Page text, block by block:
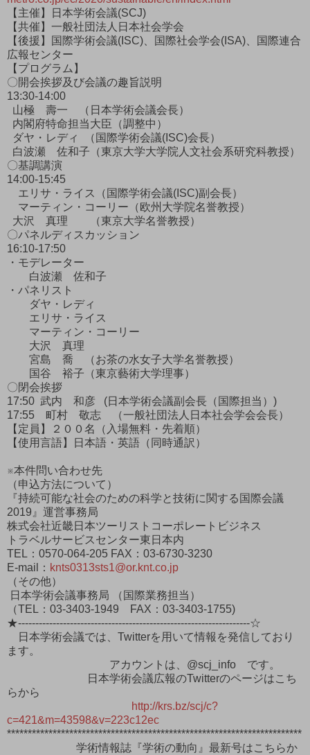
【主催】日本学術会議(SCJ)
【共催】一般社団法人日本社会学会
【後援】国際学術会議(ISC)、国際社会学会(ISA)、国際連合
広報センター
【プログラム】
〇開会挨拶及び会議の趣旨説明
13:30-14:00
山極 壽一 （日本学術会議会長）
内閣府特命担当大臣（調整中）
ダヤ・レディ （国際学術会議(ISC)会長）
白波瀬 佐和子（東京大学大学院人文社会系研究科教授）
〇基調講演
14:00-15:45
エリサ・ライス（国際学術会議(ISC)副会長）
マーティン・コーリー（欧州大学院名誉教授）
大沢 真理 （東京大学名誉教授）
〇パネルディスカッション
16:10-17:50
・モデレーター
白波瀬 佐和子
・パネリスト
ダヤ・レディ
エリサ・ライス
マーティン・コーリー
大沢 真理
宮島 喬 （お茶の水女子大学名誉教授）
国谷 裕子（東京藝術大学理事）
〇閉会挨拶
17:50 武内 和彦 (日本学術会議副会長（国際担当）)
17:55 町村 敬志 （一般社団法人日本社会学会会長）
【定員】２００名（入場無料・先着順）
【使用言語】日本語・英語（同時通訳）
※本件問い合わせ先
（申込方法について）
『持続可能な社会のための科学と技術に関する国際会議
2019』運営事務局
株式会社近畿日本ツーリストコーポレートビジネス
トラベルサービスセンター東日本内
TEL：0570-064-205 FAX：03-6730-3230
E-mail： knts0313sts1@or.knt.co.jp
（その他）
日本学術会議事務局 （国際業務担当）
（TEL：03-3403-1949 FAX：03-3403-1755)
★-------------------------------------------------------------------☆
日本学術会議では、Twitterを用いて情報を発信しており
ます。
アカウントは、@scj_info です。
日本学術会議広報のTwitterのページはこち
らから
http://krs.bz/scj/c?
c=421&m=43598&v=223c12ec
***********************************************************************
学術情報誌『学術の動向』最新号はこちらか